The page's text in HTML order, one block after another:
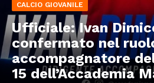
CALCIO GIOVANILE
Ufficiale: Ivan
confermato nel
accompagnatore
15 dell’Accademia